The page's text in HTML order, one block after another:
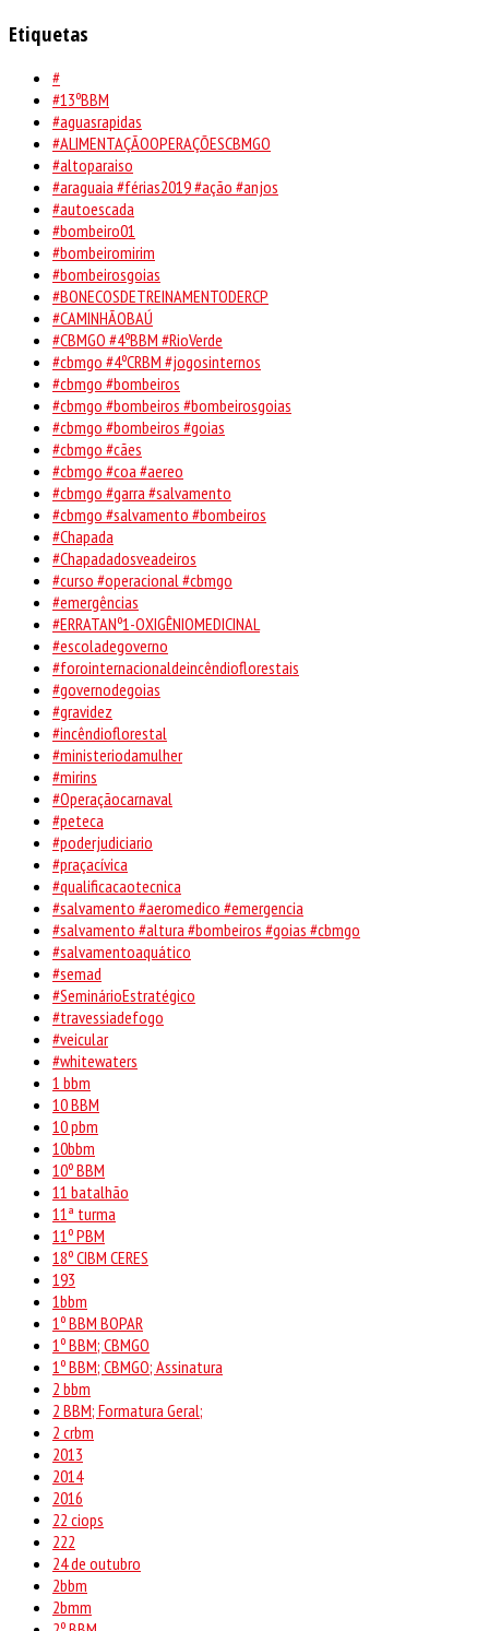
Etiquetas
#
#13ºBBM
#aguasrapidas
#ALIMENTAÇÃOOPERAÇÕESCBMGO
#altoparaiso
#araguaia #férias2019 #ação #anjos
#autoescada
#bombeiro01
#bombeiromirim
#bombeirosgoias
#BONECOSDETREINAMENTODERCP
#CAMINHÃOBAÚ
#CBMGO #4ºBBM #RioVerde
#cbmgo #4ºCRBM #jogosinternos
#cbmgo #bombeiros
#cbmgo #bombeiros #bombeirosgoias
#cbmgo #bombeiros #goias
#cbmgo #cães
#cbmgo #coa #aereo
#cbmgo #garra #salvamento
#cbmgo #salvamento #bombeiros
#Chapada
#Chapadadosveadeiros
#curso #operacional #cbmgo
#emergências
#ERRATANº1-OXIGÊNIOMEDICINAL
#escoladegoverno
#forointernacionaldeincêndioflorestais
#governodegoias
#gravidez
#incêndioflorestal
#ministeriodamulher
#mirins
#Operaçãocarnaval
#peteca
#poderjudiciario
#praçacívica
#qualificacaotecnica
#salvamento #aeromedico #emergencia
#salvamento #altura #bombeiros #goias #cbmgo
#salvamentoaquático
#semad
#SeminárioEstratégico
#travessiadefogo
#veicular
#whitewaters
1 bbm
10 BBM
10 pbm
10bbm
10º BBM
11 batalhão
11ª turma
11º PBM
18º CIBM CERES
193
1bbm
1º BBM BOPAR
1º BBM; CBMGO
1º BBM; CBMGO; Assinatura
2 bbm
2 BBM; Formatura Geral;
2 crbm
2013
2014
2016
22 ciops
222
24 de outubro
2bbm
2bmm